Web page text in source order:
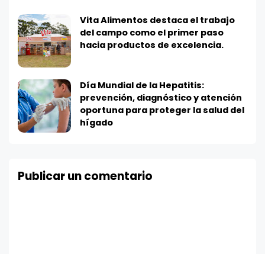
Vita Alimentos destaca el trabajo
del campo como el primer paso
hacia productos de excelencia.
Día Mundial de la Hepatitis:
prevención, diagnóstico y atención
oportuna para proteger la salud del
hígado
Publicar un comentario